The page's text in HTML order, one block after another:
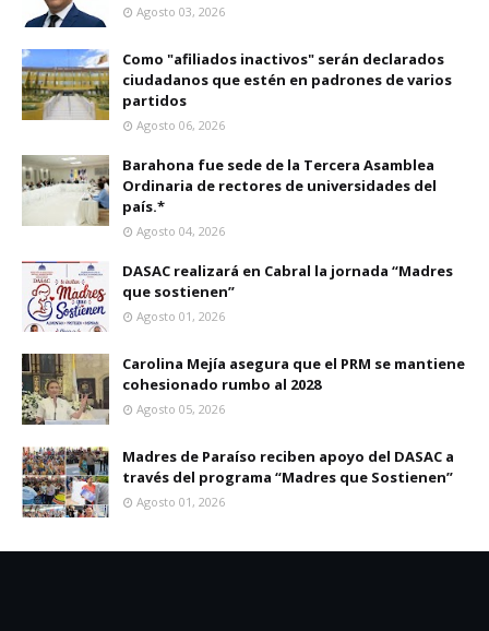
Agosto 03, 2026
Como "afiliados inactivos" serán declarados
ciudadanos que estén en padrones de varios
partidos
Agosto 06, 2026
Barahona fue sede de la Tercera Asamblea
Ordinaria de rectores de universidades del
país.*
Agosto 04, 2026
DASAC realizará en Cabral la jornada “Madres
que sostienen”
Agosto 01, 2026
Carolina Mejía asegura que el PRM se mantiene
cohesionado rumbo al 2028
Agosto 05, 2026
Madres de Paraíso reciben apoyo del DASAC a
través del programa “Madres que Sostienen”
Agosto 01, 2026